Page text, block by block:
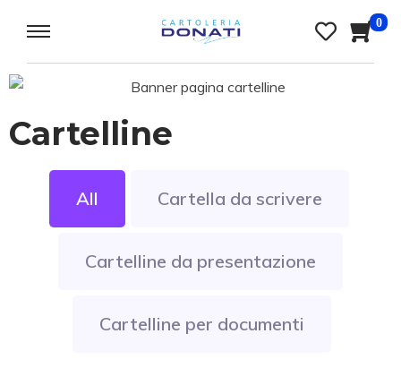
0
Cartelline
All Cartella da scrivere
Cartelline da presentazione
Cartelline per documenti